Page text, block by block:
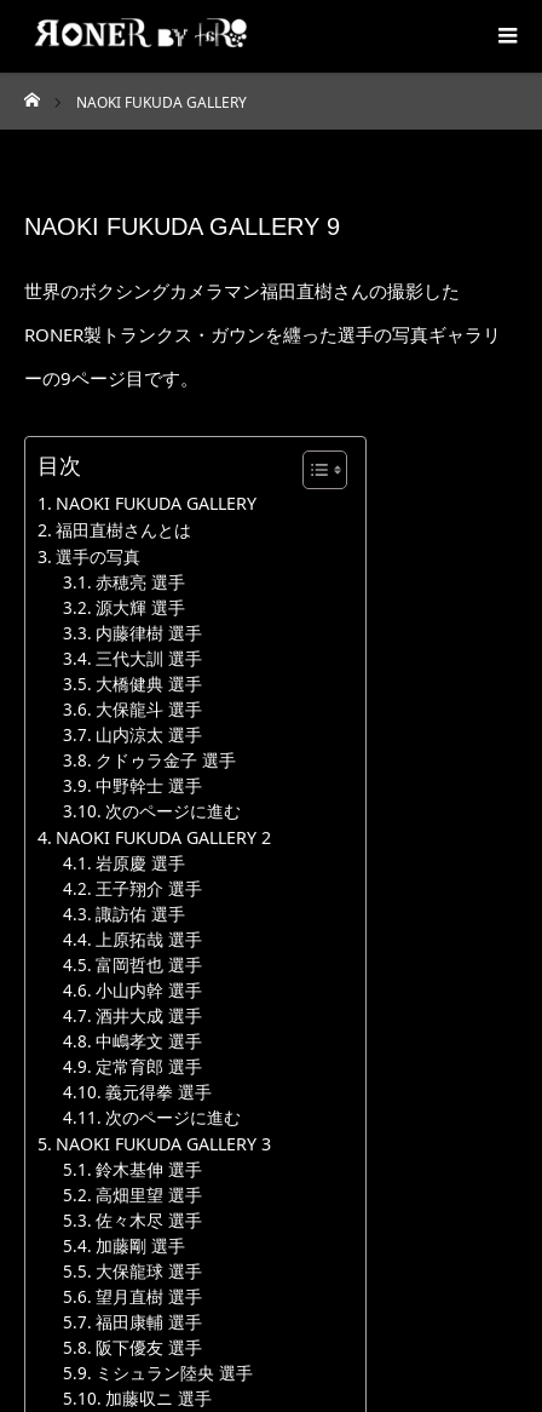
ホーム
NAOKI FUKUDA GALLERY
NAOKI FUKUDA GALLERY 9
世界のボクシングカメラマン福田直樹さんの撮影した
RONER製トランクス・ガウンを纒った選手の写真ギャラリ
ーの9ページ目です。
目次
NAOKI FUKUDA GALLERY
福田直樹さんとは
選手の写真
赤穂亮 選手
源大輝 選手
内藤律樹 選手
三代大訓 選手
大橋健典 選手
大保龍斗 選手
山内涼太 選手
クドゥラ金子 選手
中野幹士 選手
次のページに進む
NAOKI FUKUDA GALLERY 2
岩原慶 選手
王子翔介 選手
諏訪佑 選手
上原拓哉 選手
富岡哲也 選手
小山内幹 選手
酒井大成 選手
中嶋孝文 選手
定常育郎 選手
義元得拳 選手
次のページに進む
NAOKI FUKUDA GALLERY 3
鈴木基伸 選手
高畑里望 選手
佐々木尽 選手
加藤剛 選手
大保龍球 選手
望月直樹 選手
福田康輔 選手
阪下優友 選手
ミシュラン陸央 選手
加藤収ニ 選手